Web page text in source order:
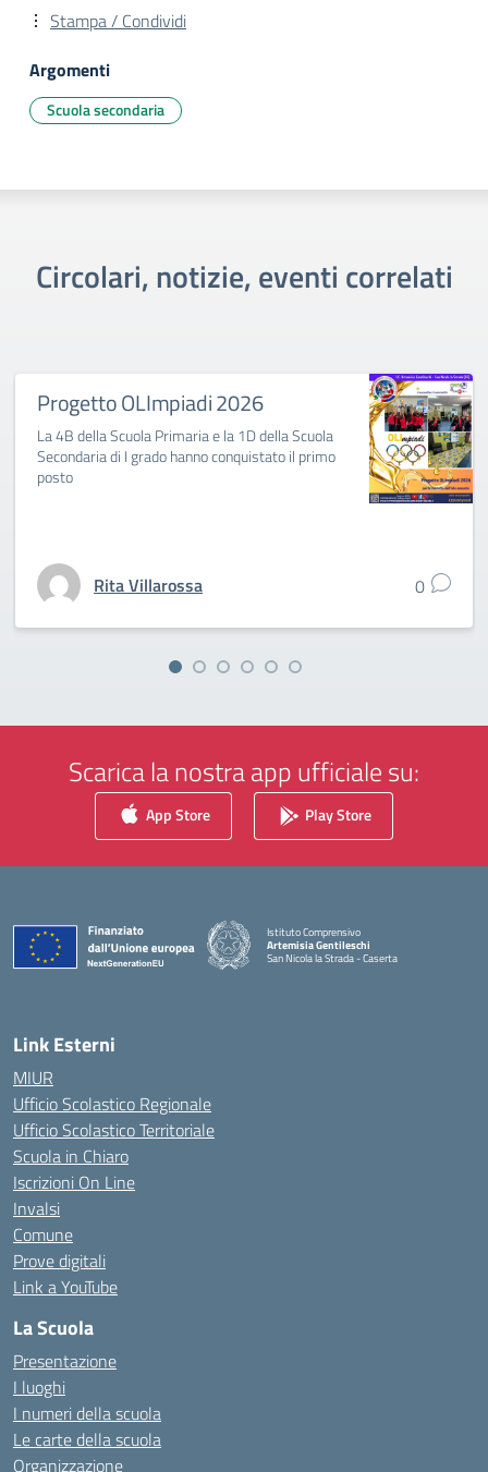
Stampa / Condividi
Argomenti
Scuola secondaria
Circolari, notizie, eventi correlati
Progetto OLImpiadi 2026
La 4B della Scuola Primaria e la 1D della Scuola
Secondaria di I grado hanno conquistato il primo
posto
Rita Villarossa 0
Scarica la nostra app ufficiale su:
App Store Play Store
Istituto Comprensivo
Artemisia Gentileschi
San Nicola la Strada - Caserta
Link Esterni
MIUR
Ufficio Scolastico Regionale
Ufficio Scolastico Territoriale
Scuola in Chiaro
Iscrizioni On Line
Invalsi
Comune
Prove digitali
Link a YouTube
La Scuola
Presentazione
I luoghi
I numeri della scuola
Le carte della scuola
Organizzazione